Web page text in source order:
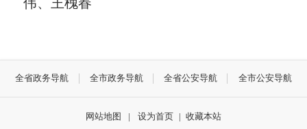
全省政务导航 全市政务导航 全省公安导航 全市公安导航
网站地图 | 设为首页 | 收藏本站